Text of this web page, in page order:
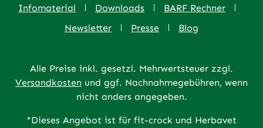
Infomaterial Downloads
BARF Rechner
Newsletter
Presse Blog
Alle Preise inkl. gesetzl. Mehrwertsteuer zzgl.
Versandkosten und ggf. Nachnahmegebühren, wenn
nicht anders angegeben.
*Dieses Angebot ist für fit-crock und Herbavet